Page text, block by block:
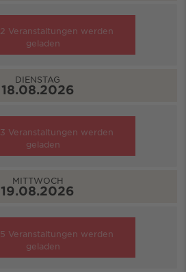
2 Veranstaltungen werden
geladen
DIENSTAG
18.08.2026
3 Veranstaltungen werden
geladen
MITTWOCH
19.08.2026
5 Veranstaltungen werden
geladen